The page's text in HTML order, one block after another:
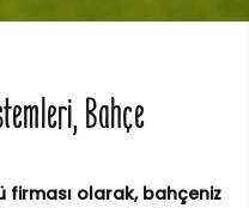
Bahçe
olarak, bahçeniz